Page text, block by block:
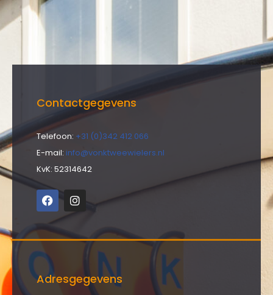
Contactgegevens
Telefoon: +31 (0)342 412 066
E-mail: info@vonktweewielers.nl
KvK: 52314642
Adresgegevens